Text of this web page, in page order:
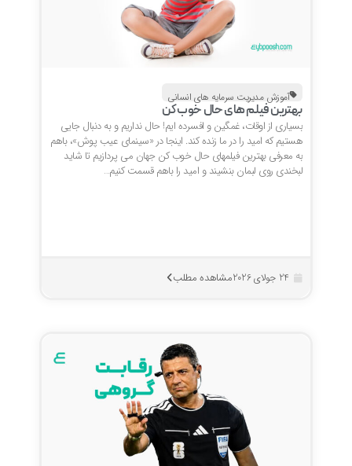
آموزش مدیریت سرمایه های انسانی
بهترین فیلم های حال خوب کن
بسیاری از اوقات، غمگین و افسرده ایم! حال نداریم و به دنبال جایی
هستیم که امید را در ما زنده کند. اینجا در «سینمای عیب پوش»، باهم
به معرفی بهترین فیلمهای حال خوب کن جهان می پردازیم تا شاید
لبخندی روی لبمان بنشیند و امید را باهم قسمت کنیم…
24 جولای 2026 مشاهده مطلب